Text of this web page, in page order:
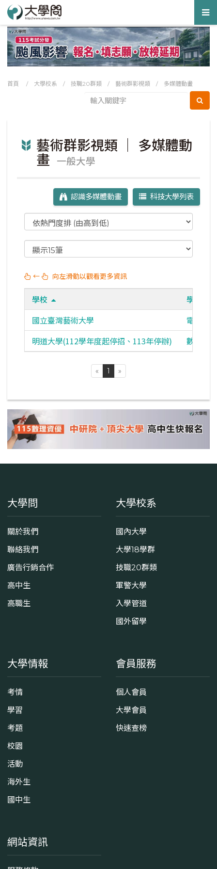
首頁 / 大學校系 / 技職20群類 / 藝術群影視類 / 多媒體動畫
藝術群影視類 ｜ 多媒體動
畫
一般大學
科技大學列表
認識多媒體動畫
← 向左滑動以觀看更多資訊
學校
學系
國立臺灣藝術大學
電影學系
明道大學(112學年度起停招、113年停辦)
數位設
« 1 »
大學問
關於我們
聯絡我們
廣告行銷合作
高中生
高職生
大學校系
國內大學
大學18學群
技職20群類
軍警大學
入學管道
國外留學
大學情報
考情
學習
考題
校園
活動
海外生
國中生
會員服務
個人會員
大學會員
快速查榜
網站資訊